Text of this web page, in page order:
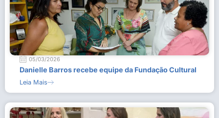
05/03/2026
Danielle Barros recebe equipe da Fundação Cultural
Leia Mais